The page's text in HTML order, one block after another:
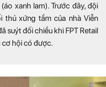
xanh lam). Trước đây, đội
thủ xứng tầm của nhà Viễn
suýt đối chiều khi FPT Retail
cơ hội có được.